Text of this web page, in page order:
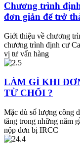
Chương trình
đơn giản để trở
Giới thiệu về chương
chương trình định cư
vị tư vấn hàng
LÀM GÌ KHI
TỪ CHỐI ?
Mặc dù số lượng công
tăng trong những năm
nộp đơn bị IRCC